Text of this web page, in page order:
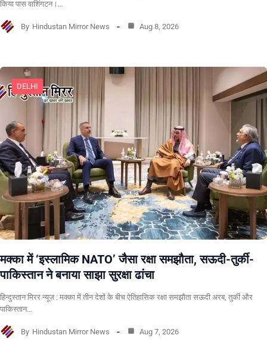
किया पास वाशिंगटन।…
By Hindustan Mirror News Aug 8, 2026
DELHI
मक्का में ‘इस्लामिक NATO’ जैसा रक्षा समझौता, सऊदी-तुर्की-
पाकिस्तान ने बनाया साझा सुरक्षा ढांचा
हिन्दुस्तान मिरर न्यूज़ : मक्का में तीन देशों के बीच ऐतिहासिक रक्षा समझौता सऊदी अरब, तुर्की और
पाकिस्तान…
By Hindustan Mirror News Aug 7, 2026